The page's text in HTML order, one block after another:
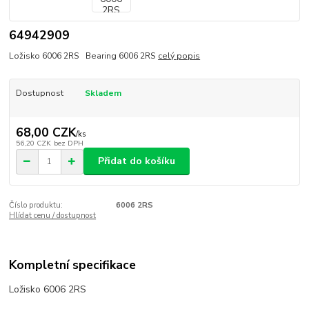
64942909
Ložisko 6006 2RS Bearing 6006 2RS celý popis
Dostupnost Skladem
68,00 CZK/ks
56,20 CZK bez DPH
Přidat do košíku
Číslo produktu:
6006 2RS
Hlídat cenu / dostupnost
Kompletní specifikace
Ložisko 6006 2RS